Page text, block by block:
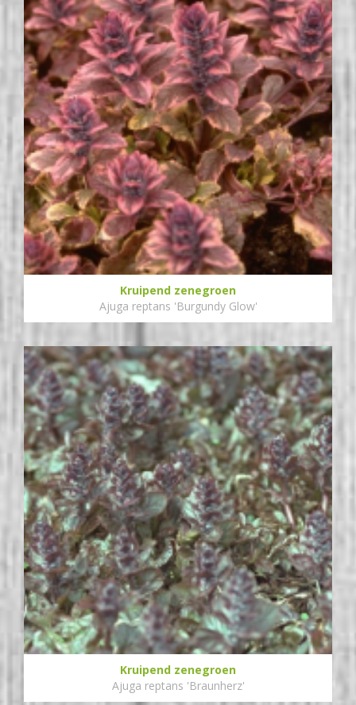
Kruipend zenegroen
Ajuga reptans 'Burgundy Glow'
Kruipend zenegroen
Ajuga reptans 'Braunherz'